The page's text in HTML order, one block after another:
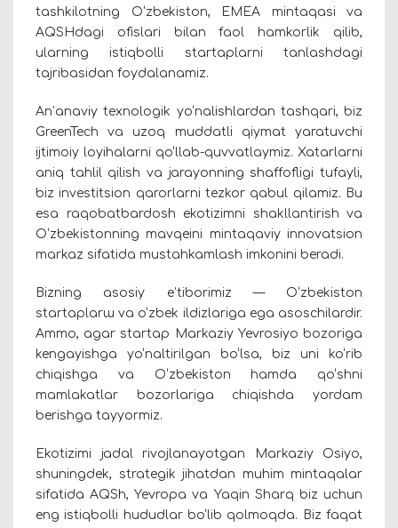
tashkilotning O‘zbekiston, EMEA mintaqasi va
AQSHdagi ofislari bilan faol hamkorlik qilib,
ularning istiqbolli startaplarni tanlashdagi
tajribasidan foydalanamiz.
An’anaviy texnologik yo‘nalishlardan tashqari, biz
GreenTech va uzoq muddatli qiymat yaratuvchi
ijtimoiy loyihalarni qo‘llab-quvvatlaymiz. Xatarlarni
aniq tahlil qilish va jarayonning shaffofligi tufayli,
biz investitsion qarorlarni tezkor qabul qilamiz. Bu
esa raqobatbardosh ekotizimni shakllantirish va
O‘zbekistonning mavqeini mintaqaviy innovatsion
markaz sifatida mustahkamlash imkonini beradi.
Bizning asosiy e’tiborimiz — O‘zbekiston
startaplarш va o‘zbek ildizlariga ega asoschilardir.
Ammo, agar startap Markaziy Yevrosiyo bozoriga
kengayishga yo‘naltirilgan bo‘lsa, biz uni ko‘rib
chiqishga va O‘zbekiston hamda qo‘shni
mamlakatlar bozorlariga chiqishda yordam
berishga tayyormiz.
Ekotizimi jadal rivojlanayotgan Markaziy Osiyo,
shuningdek, strategik jihatdan muhim mintaqalar
sifatida AQSh, Yevropa va Yaqin Sharq biz uchun
eng istiqbolli hududlar bo‘lib qolmoqda. Biz faqat